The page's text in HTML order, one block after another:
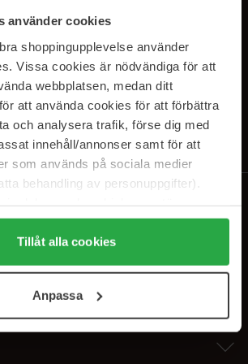
använder cookies
shoppingupplevelse använder
Vissa cookies är nödvändiga för att
webbplatsen, medan ditt
att använda cookies för att förbättra
och analysera trafik, förse dig med
innehåll/annonser samt för att
som används på sociala medier
behandling av personuppgifter).
på "Tillåt alla cookies" accepterar du
du under "Detaljer" kan anpassa
Du kan när som helst återkalla
Tillåt alla cookies
Anpassa
TO OUR
du vårpersonvernerklæring. Du kan melde deg